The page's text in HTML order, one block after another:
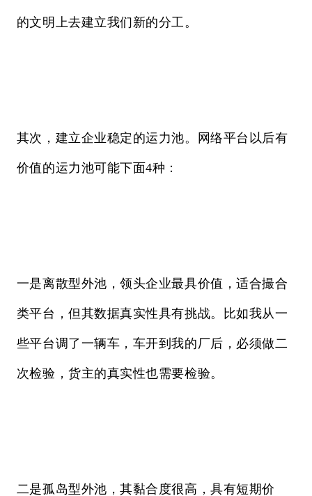
的文明上去建立我们新的分工。
其次，建立企业稳定的运力池。网络平台以后有
价值的运力池可能下面4种：
一是离散型外池，领头企业最具价值，适合撮合
类平台，但其数据真实性具有挑战。比如我从一
些平台调了一辆车，车开到我的厂后，必须做二
次检验，货主的真实性也需要检验。
二是孤岛型外池，其黏合度很高，具有短期价